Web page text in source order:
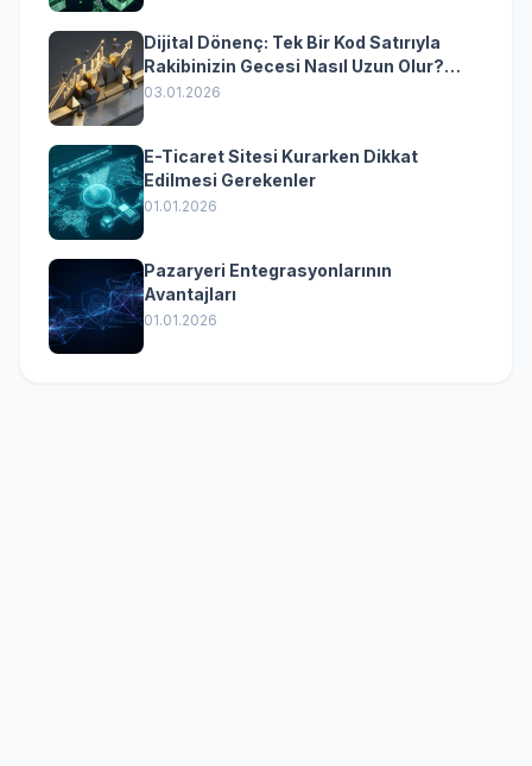
Dijital Dönenç: Tek Bir Kod Satırıyla
Rakibinizin Gecesi Nasıl Uzun Olur?
(Kurumsal Yazılımın Güçlü Rolü)
03.01.2026
E-Ticaret Sitesi Kurarken Dikkat
Edilmesi Gerekenler
01.01.2026
Pazaryeri Entegrasyonlarının
Avantajları
01.01.2026